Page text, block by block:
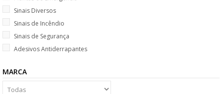
Sinais Diversos
Sinais de Incêndio
Sinais de Segurança
Adesivos Antiderrapantes
MARCA